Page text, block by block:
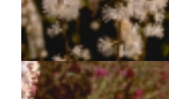
Zilverkaars
Cimicifuga simplex